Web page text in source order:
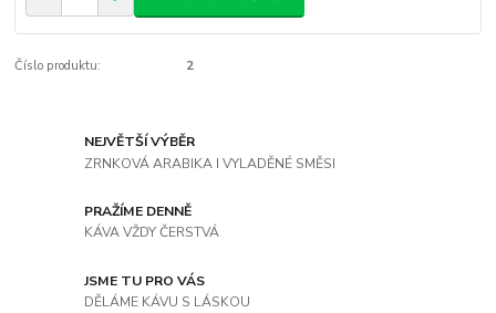
Číslo produktu: 2
NEJVĚTŠÍ VÝBĚR
ZRNKOVÁ ARABIKA I VYLADĚNÉ SMĚSI
PRAŽÍME DENNĚ
KÁVA VŽDY ČERSTVÁ
JSME TU PRO VÁS
DĚLÁME KÁVU S LÁSKOU